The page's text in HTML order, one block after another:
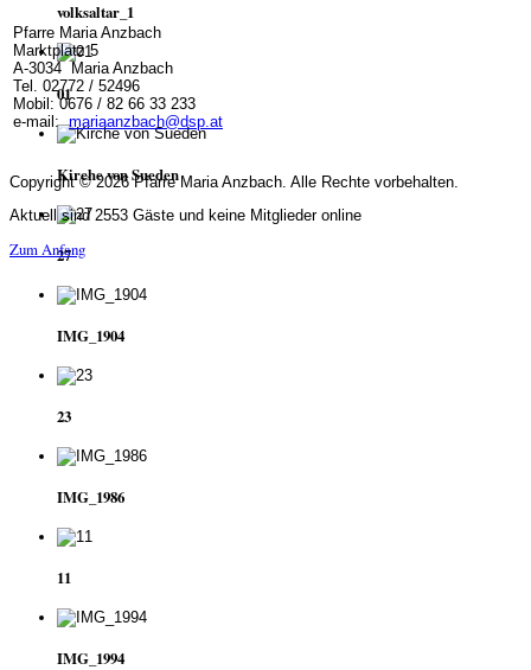
volksaltar_1
01
Kirche von Sueden
27
IMG_1904
23
IMG_1986
11
IMG_1994
Pfarre Maria Anzbach
Marktplatz 5
A-3034 Maria Anzbach
Tel. 02772 / 52496
Mobil: 0676 / 82 66 33 233
e-mail:mariaanzbach@dsp.at
Copyright © 2026 Pfarre Maria Anzbach. Alle Rechte vorbehalten.
Aktuell sind 2553 Gäste und keine Mitglieder online
Zum Anfang